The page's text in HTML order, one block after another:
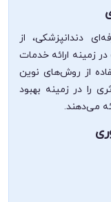
دندانپزشکی، از
زمینه ارائه خدمات
از روش‌های نوین
را در زمینه بهبود
می‌دهند.